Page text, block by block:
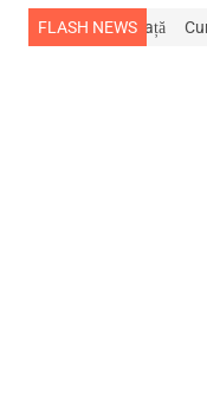
FLASH NEWS
stins din viață Cum își